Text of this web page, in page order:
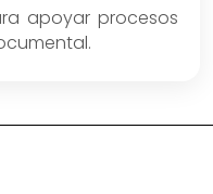
apoyar procesos